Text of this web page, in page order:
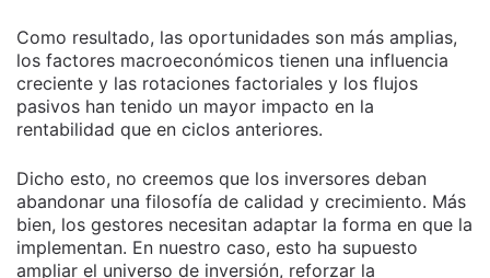
Como resultado, las oportunidades son más amplias,
los factores macroeconómicos tienen una influencia
creciente y las rotaciones factoriales y los flujos
pasivos han tenido un mayor impacto en la
rentabilidad que en ciclos anteriores.
Dicho esto, no creemos que los inversores deban
abandonar una filosofía de calidad y crecimiento. Más
bien, los gestores necesitan adaptar la forma en que la
implementan. En nuestro caso, esto ha supuesto
ampliar el universo de inversión, reforzar la